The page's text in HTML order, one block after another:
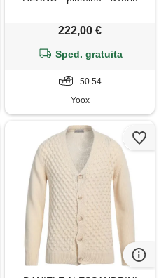
222,00 €
Sped. gratuita
50 54
Yoox